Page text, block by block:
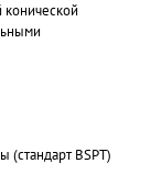
конической
(стандарт BSPT)